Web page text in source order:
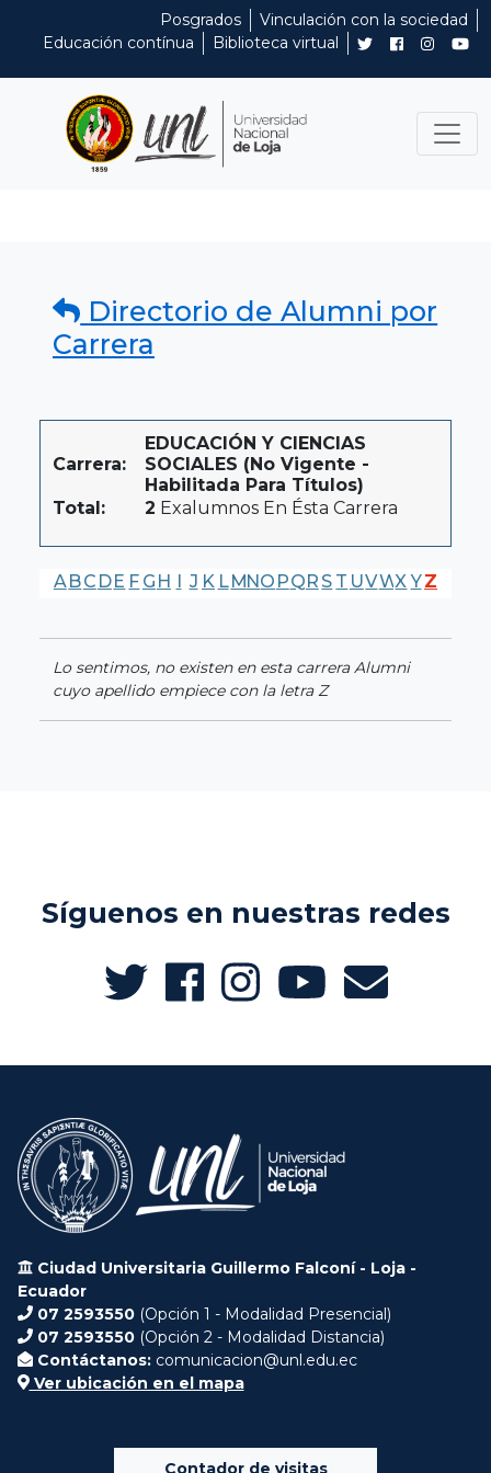
Posgrados
Vinculación con la sociedad
Educación contínua
Biblioteca virtual
Directorio de Alumni por
Carrera
Carrera:
EDUCACIÓN Y CIENCIAS
SOCIALES (No Vigente -
Habilitada Para Títulos)
Total:
2 Exalumnos En Ésta Carrera
A BC DE F G H I J K LMNO PQR S T UVWX YZ
Lo sentimos, no existen en esta carrera Alumni
cuyo apellido empiece con la letra Z
Síguenos en nuestras redes
Ciudad Universitaria Guillermo Falconí - Loja -
Ecuador
07 2593550 (Opción 1 - Modalidad Presencial)
07 2593550 (Opción 2 - Modalidad Distancia)
Contáctanos: comunicacion@unl.edu.ec
Ver ubicación en el mapa
Contador de visitas